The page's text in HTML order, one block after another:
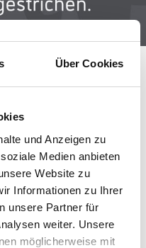
Über Cookies
und Anzeigen zu
Medien anbieten
Website zu
Informationen zu Ihrer
unsere Partner für
weiter. Unsere
möglicherweise mit
an der Lösung und
wie möglich beheben.
unseren Online-Shop
inspirieren.
SHOP